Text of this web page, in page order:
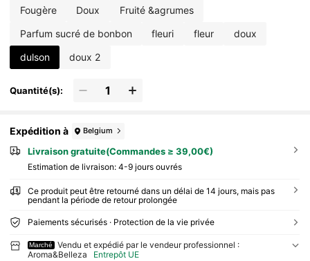
Fougère Doux Fruité &agrumes
Parfum sucré de bonbon fleuri fleur doux
dulson doux 2
Quantité(s):
Expédition à Belgium
Livraison gratuite(Commandes ≥ 39,00€)
Estimation de livraison: 4-9 jours ouvrés
Ce produit peut être retourné dans un délai de 14 jours, mais pas
pendant la période de retour prolongée
Paiements sécurisés · Protection de la vie privée
Marché
Vendu et expédié par le vendeur professionnel :
Aroma&Belleza
Entrepôt UE